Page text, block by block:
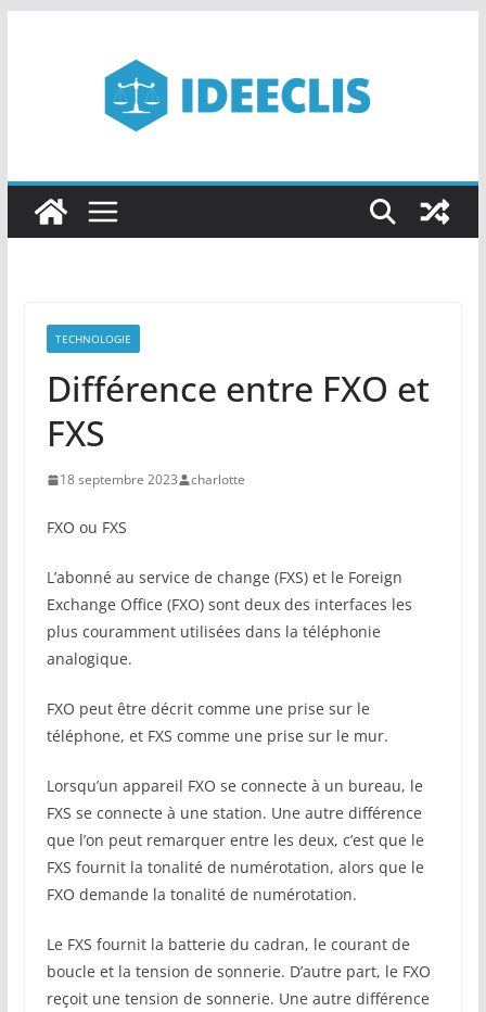
TECHNOLOGIE
Différence entre FXO et
FXS
18 septembre 2023 charlotte
FXO ou FXS
L’abonné au service de change (FXS) et le Foreign
Exchange Office (FXO) sont deux des interfaces les
plus couramment utilisées dans la téléphonie
analogique.
FXO peut être décrit comme une prise sur le
téléphone, et FXS comme une prise sur le mur.
Lorsqu’un appareil FXO se connecte à un bureau, le
FXS se connecte à une station. Une autre différence
que l’on peut remarquer entre les deux, c’est que le
FXS fournit la tonalité de numérotation, alors que le
FXO demande la tonalité de numérotation.
Le FXS fournit la batterie du cadran, le courant de
boucle et la tension de sonnerie. D’autre part, le FXO
reçoit une tension de sonnerie. Une autre différence